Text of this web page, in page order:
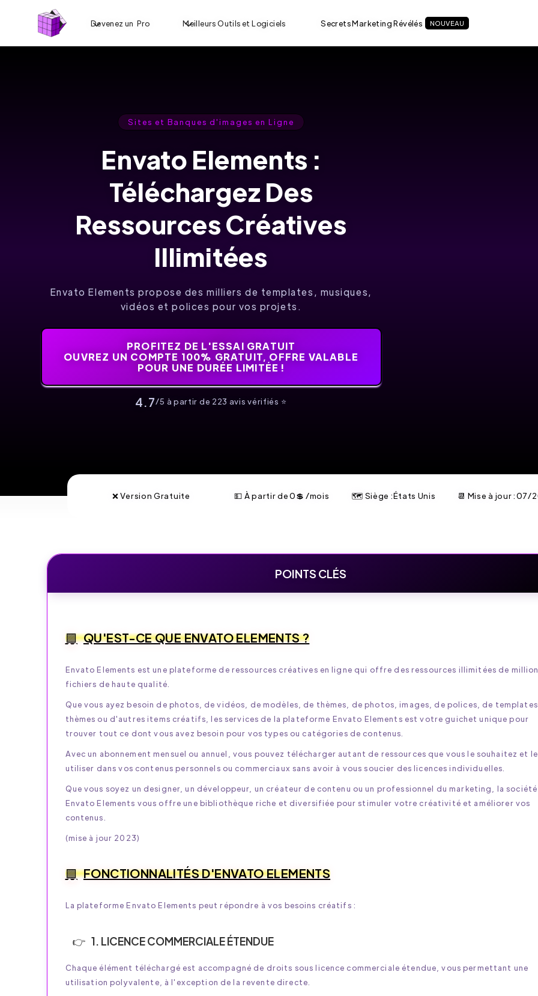
Devenez un Pro Meilleurs Outils et Logiciels Secrets Marketing Révélés NOUVEAU
Sites et Banques d'images en Ligne
Envato Elements :
Téléchargez Des
Ressources Créatives
Illimitées
Envato Elements propose des milliers de templates, musiques,
vidéos et polices pour vos projets.
PROFITEZ DE L'ESSAI GRATUIT
OUVREZ UN COMPTE 100% GRATUIT, OFFRE VALABLE
POUR UNE DURÉE LIMITÉE !
4.7/5 à partir de 223 avis vérifiés ⭐️
❌ Version Gratuite 💵 À partir de0💲 /mois 🗺 Siège :États Unis 📆 Mise à jour :07/
POINTS CLÉS
QU'EST-CE QUE ENVATO ELEMENTS ?
Envato Elements est une plateforme de ressources créatives en ligne qui offre des ressources illimitées de
fichiers de haute qualité.
Que vous ayez besoin de photos, de vidéos, de modèles, de thèmes, de photos, images, de polices, de
thèmes ou d'autres items créatifs, les services de la plateforme Envato Elements est votre guichet unique pour
trouver tout ce dont vous avez besoin pour vos types ou catégories de contenus.
Avec un abonnement mensuel ou annuel, vous pouvez télécharger autant de ressources que vous le souhaitez et
utiliser dans vos contenus personnels ou commerciaux sans avoir à vous soucier des licences individuelles.
Que vous soyez un designer, un développeur, un créateur de contenu ou un professionnel du marketing, la société
Envato Elements vous offre une bibliothèque riche et diversifiée pour stimuler votre créativité et améliorer vos
contenus.
(mise à jour 2023)
FONCTIONNALITÉS D'ENVATO ELEMENTS
La plateforme Envato Elements peut répondre à vos besoins créatifs :
1. LICENCE COMMERCIALE ÉTENDUE
Chaque élément téléchargé est accompagné de droits sous licence commerciale étendue, vous permettant une
utilisation polyvalente, à l'exception de la revente directe.